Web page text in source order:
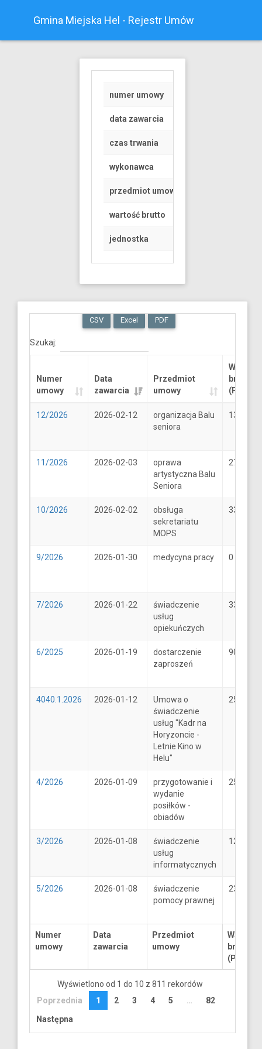
Gmina Miejska Hel - Rejestr Umów
numer umowy
data zawarcia
czas trwania
wykonawca
przedmiot umowy
wartość brutto
jednostka
CSV Excel PDF
Szukaj:
Numer
umowy
Data
zawarcia
Przedmiot
umowy
Wartość
brutto
(PLN)
Numer
umowy
Data
zawarcia
Przedmiot
umowy
Wartość
brutto
(PLN)
12/2026 2026-02-12
organizacja Balu
seniora
13289.6
11/2026 2026-02-03
oprawa
artystyczna Balu
Seniora
2706
10/2026 2026-02-02
obsługa
sekretariatu
MOPS
33
9/2026 2026-01-30 medycyna pracy 0
7/2026 2026-01-22
świadczenie
usług
opiekuńczych
33
6/2025 2026-01-19
dostarczenie
zaproszeń
900
4040.1.2026 2026-01-12
Umowa o
świadczenie
usług "Kadr na
Horyzoncie -
Letnie Kino w
Helu"
25600
4/2026 2026-01-09
przygotowanie i
wydanie
posiłków -
obiadów
25
3/2026 2026-01-08
świadczenie
usług
informatycznych
1250
5/2026 2026-01-08
świadczenie
pomocy prawnej
2300
Wyświetlono od 1 do 10 z 811 rekordów
Poprzednia
1 2 3 4 5 …
82
Następna